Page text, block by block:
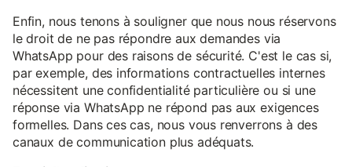
Enfin, nous tenons à souligner que nous nous réservons
le droit de ne pas répondre aux demandes via
WhatsApp pour des raisons de sécurité. C'est le cas si,
par exemple, des informations contractuelles internes
nécessitent une confidentialité particulière ou si une
réponse via WhatsApp ne répond pas aux exigences
formelles. Dans ces cas, nous vous renverrons à des
canaux de communication plus adéquats.